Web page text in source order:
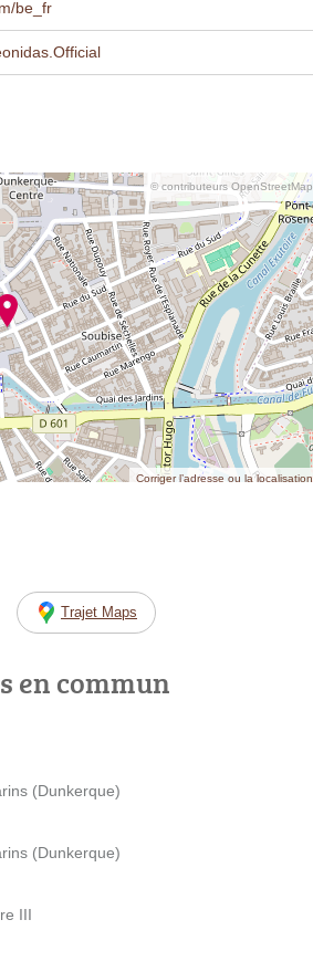
be_fr
© contributeurs OpenStreetMap
Corriger l’adresse ou la localisation
Trajet Maps
en commun
(Dunkerque)
(Dunkerque)
III